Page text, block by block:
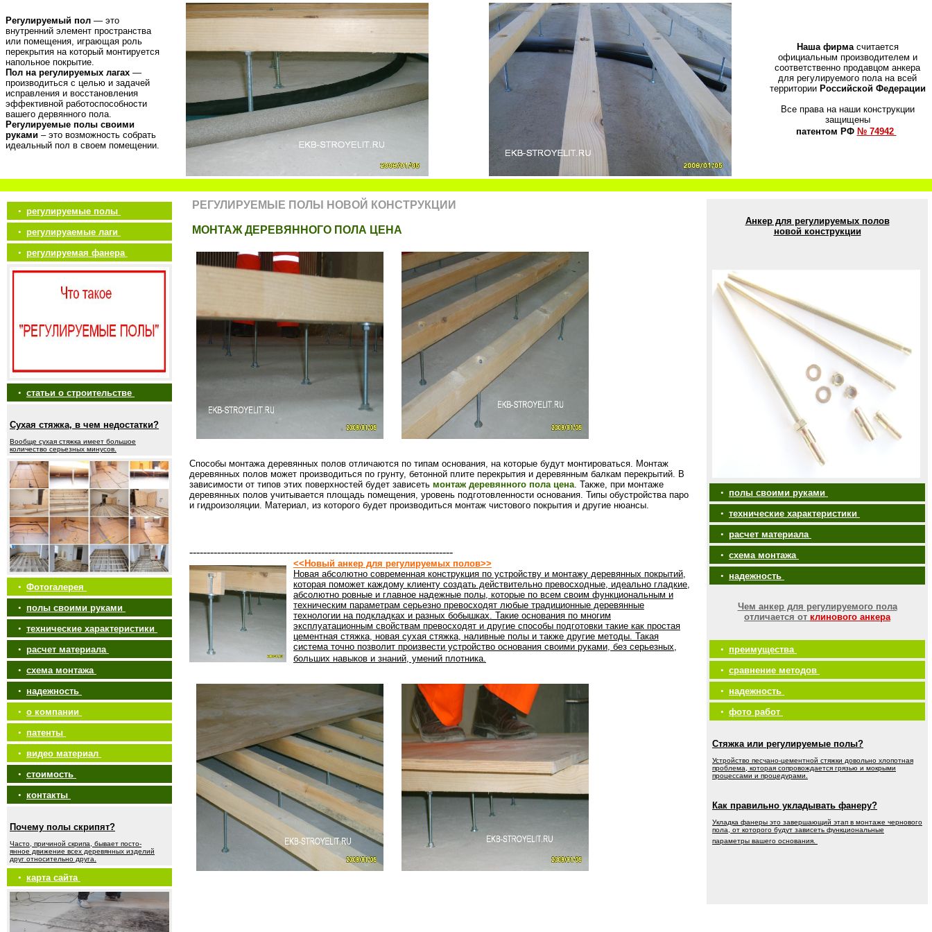
Регулируемый пол — это
внутренний элемент пространства
или помещения, играющая роль
перекрытия на который монтируется
напольное покрытие.
Пол на регулируемых лагах —
производиться с целью и задачей
исправления и восстановления
эффективной работоспособности
вашего дервянного пола.
Регулируемые полы своими
руками – это возможность собрать
идеальный пол в своем помещении.
Наша фирмасчитается
официальным производителем и
соответственно продавцом анкера
для регулируемого пола на всей
территории Российской Федерации
Все права на наши конструкции
защищены
патентом РФ № 74942
• регулируемые полы
• регулируаемые лаги
• регулируемая фанера
• статьи о строительстве
Сухая стяжка, в чем недостатки?
Вообще сухая стяжка имеет большое
количество серьезных минусов.
• Фотогалерея
• полы своими руками
• технические характеристики
• расчет материала
• схема монтажа
• надежность
• о компании
• патенты
• видео материал
• стоимость
• контакты
Почему полы скрипят?
Часто, причиной скрипа, бывает посто-
янное движение всех деревянных изделий
друг относительно друга.
• карта сайта
РЕГУЛИРУЕМЫЕ ПОЛЫ НОВОЙ КОНСТРУКЦИИ
МОНТАЖ ДЕРЕВЯННОГО ПОЛА ЦЕНА
Способы монтажа деревянных полов отличаются по типам основания, на которые будут монтироваться. Монтаж
деревянных полов может производиться по грунту, бетонной плите перекрытия и деревянным балкам перекрытий. В
зависимости от типов этих поверхностей будет зависеть монтаж деревянного пола цена. Также, при монтаже
деревянных полов учитывается площадь помещения, уровень подготовленности основания. Типы обустройства паро
и гидроизоляции. Материал, из которого будет производиться монтаж чистового покрытия и другие нюансы.
----------------------------------------------------------------------------
<<Новый анкер для регулируемых полов>>
Новая абсолютно современная конструкция по устройству и монтажу деревянных покрытий,
которая поможет каждому клиенту создать действительно превосходные, идеально гладкие,
абсолютно ровные и главное надежные полы, которые по всем своим функциональным и
техническим параметрам серьезно превосходят любые традиционные деревянные
технологии на подкладках и разных бобышках. Такие основания по многим
эксплуатационным свойствам превосходят и другие способы подготовки такие как простая
цементная стяжка, новая сухая стяжка, наливные полы и также другие методы. Такая
система точно позволит произвести устройство основания своими руками, без серьезных,
больших навыков и знаний, умений плотника.
Анкер для регулируемых полов
новой конструкции
• полы своими руками
• технические характеристики
• расчет материала
• схема монтажа
• надежность
Чем анкер для регулируемого пола
отличается от клинового анкера
• преимущества
• сравнение методов
• надежность
• фото работ
Стяжка или регулируемые полы?
Устройство песчано-цементной стяжки довольно хлопотная
проблема, которая сопровождается грязью и мокрыми
процессами и процедурами.
Как правильно укладывать фанеру?
Укладка фанеры это завершающий этап в монтаже чернового
пола, от которого будут зависеть функциональные
параметры вашего основания.